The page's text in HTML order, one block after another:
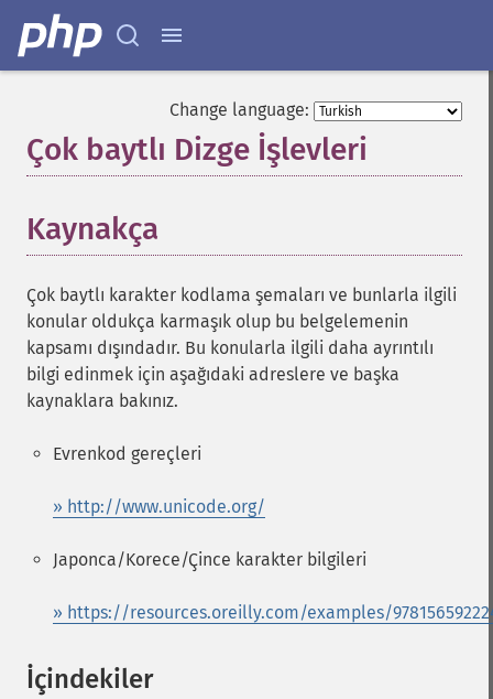
Change language:
Çok baytlı Dizge İşlevleri
Kaynakça
Çok baytlı karakter kodlama şemaları ve bunlarla ilgili
konular oldukça karmaşık olup bu belgelemenin
kapsamı dışındadır. Bu konularla ilgili daha ayrıntılı
bilgi edinmek için aşağıdaki adreslere ve başka
kaynaklara bakınız.
Evrenkod gereçleri
» http://www.unicode.org/
Japonca/Korece/Çince karakter bilgileri
» https://resources.oreilly.com/examples/
İçindekiler¶